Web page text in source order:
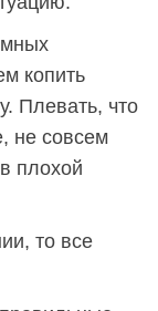
копить
Плевать, что
не совсем
плохой
то все